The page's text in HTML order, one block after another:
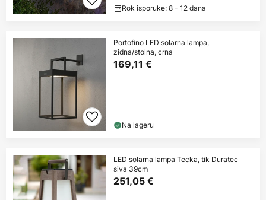
Rok isporuke: 8 - 12 dana
Portofino LED solarna lampa,
zidna/stolna, crna
169,11 €
Na lageru
LED solarna lampa Tecka, tik Duratec
siva 39cm
251,05 €